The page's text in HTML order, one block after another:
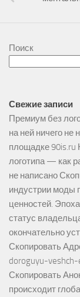
Поиск
Свежие записи
Премиум без
на ней ничего
площадке 90is.ru
логотипа — как
не написано
индустрии моды
ценностей.
статус
окончательно
Скопировать
doroguyu-
Скопировать
происходит